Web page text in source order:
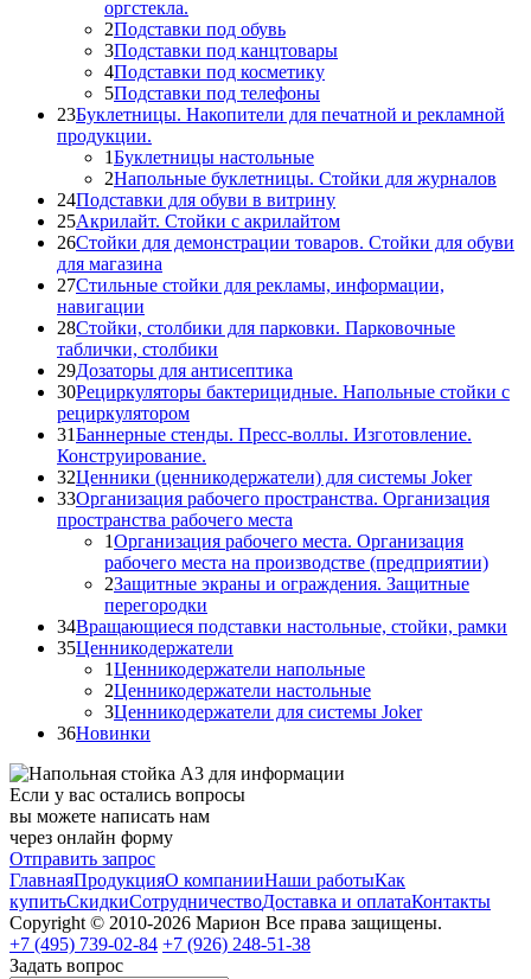
оргстекла.
2Подставки под обувь
3Подставки под канцтовары
4Подставки под косметику
5Подставки под телефоны
23Буклетницы. Накопители для печатной и рекламной
продукции.
1Буклетницы настольные
2Напольные буклетницы. Стойки для журналов
24Подставки для обуви в витрину
25Акрилайт. Стойки с акрилайтом
26Стойки для демонстрации товаров. Стойки для обуви
для магазина
27Стильные стойки для рекламы, информации,
навигации
28Стойки, столбики для парковки. Парковочные
таблички, столбики
29Дозаторы для антисептика
30Рециркуляторы бактерицидные. Напольные стойки с
рециркулятором
31Баннерные стенды. Пресс-воллы. Изготовление.
Конструирование.
32Ценники (ценникодержатели) для системы Joker
33Организация рабочего пространства. Организация
пространства рабочего места
1Организация рабочего места. Организация
рабочего места на производстве (предприятии)
2Защитные экраны и ограждения. Защитные
перегородки
34Вращающиеся подставки настольные, стойки, рамки
35Ценникодержатели
1Ценникодержатели напольные
2Ценникодержатели настольные
3Ценникодержатели для системы Joker
36Новинки
Если у вас остались вопросы
вы можете написать нам
через онлайн форму
Отправить запрос
ГлавнаяПродукцияО компанииНаши работыКак
купитьСкидкиСотрудничествоДоставка и оплатаКонтакты
Copyright © 2010-2026 Марион Все права защищены.
+7 (495) 739-02-84 +7 (926) 248-51-38
Задать вопрос